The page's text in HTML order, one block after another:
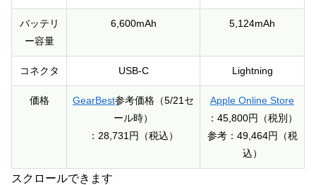
バッテリ
ー容量
6,600mAh 5,124mAh
コネクタ USB-C Lightning
価格 GearBest参考価格（5/21セ
ール時）
：28,731円（税込）
Apple Online Store
：45,800円（税別）
参考：49,464円（税
込）
スクロールできます